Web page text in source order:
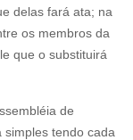
delas fará ata; na
os membros da
que o substituirá
de
simples tendo cada